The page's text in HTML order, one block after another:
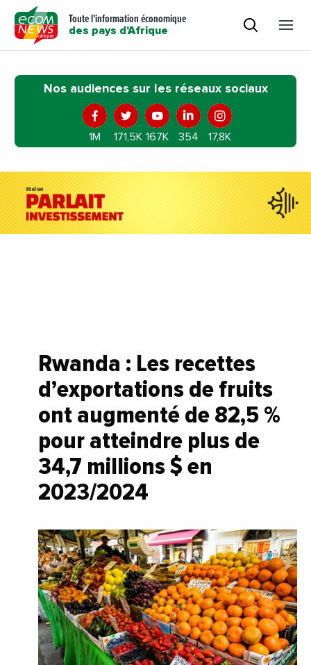
Toute l'information économique
des pays d'Afrique
Nos audiences sur les réseaux sociaux
1M 171,5K 167K 354 17,8K
Rwanda : Les recettes
d’exportations de fruits
ont augmenté de 82,5 %
pour atteindre plus de
34,7 millions $ en
2023/2024